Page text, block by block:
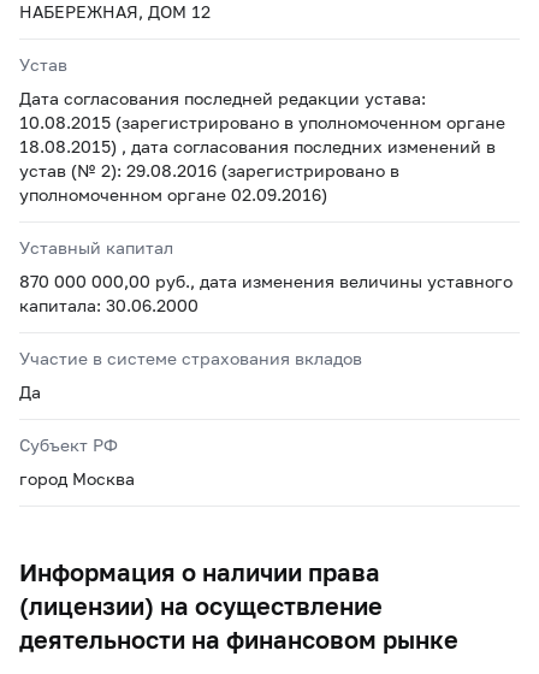
НАБЕРЕЖНАЯ, ДОМ 12
Устав
Дата согласования последней редакции устава:
10.08.2015 (зарегистрировано в уполномоченном органе
18.08.2015) , дата согласования последних изменений в
устав (№ 2): 29.08.2016 (зарегистрировано в
уполномоченном органе 02.09.2016)
Уставный капитал
870 000 000,00 руб., дата изменения величины уставного
капитала: 30.06.2000
Участие в системе страхования вкладов
Да
Субъект РФ
город Москва
Информация о наличии права
(лицензии) на осуществление
деятельности на финансовом рынке